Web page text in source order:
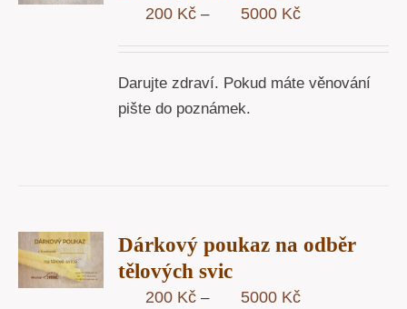
200 Kč – 5000 KčRozpětí
až
Darujte zdraví. Pokud máte věnování
pište do poznámek.
Dárkový poukaz na odběr
tělových svic
200 Kč – 5000 KčRozpětí